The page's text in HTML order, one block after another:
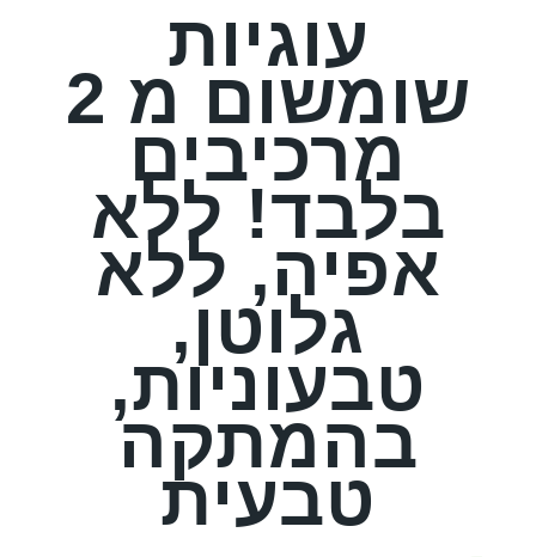
עוגיות
שומשום מ 2
מרכיבים
בלבד! ללא
אפיה, ללא
גלוטן,
טבעוניות,
בהמתקה
טבעית